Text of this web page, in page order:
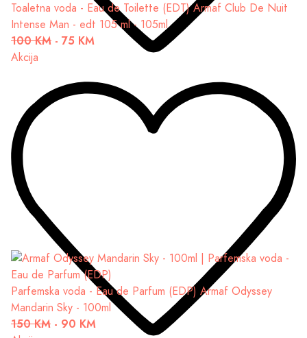
Toaletna voda - Eau de Toilette (EDT) Armaf Club De Nuit
Intense Man - edt 105 ml - 105ml
100 KM - 75 KM
Akcija
Parfemska voda - Eau de Parfum (EDP) Armaf Odyssey
Mandarin Sky - 100ml
150 KM - 90 KM